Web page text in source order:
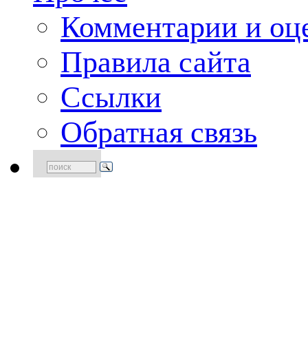
Комментарии и
Правила сайта
Ссылки
Обратная связь